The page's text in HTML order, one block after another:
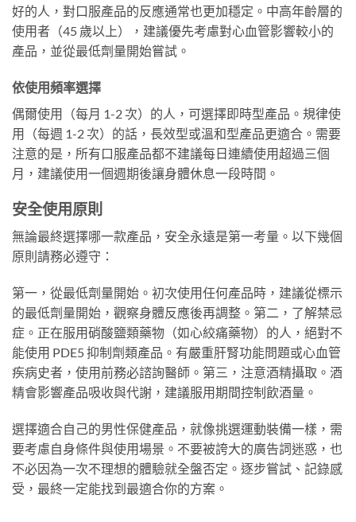
好的人，對口服產品的反應通常也更加穩定。中高年齡層的
使用者（45 歲以上），建議優先考慮對心血管影響較小的
產品，並從最低劑量開始嘗試。
依使用頻率選擇
偶爾使用（每月 1-2 次）的人，可選擇即時型產品。規律使
用（每週 1-2 次）的話，長效型或溫和型產品更適合。需要
注意的是，所有口服產品都不建議每日連續使用超過三個
月，建議使用一個週期後讓身體休息一段時間。
安全使用原則
無論最終選擇哪一款產品，安全永遠是第一考量。以下幾個
原則請務必遵守：
第一，從最低劑量開始。初次使用任何產品時，建議從標示
的最低劑量開始，觀察身體反應後再調整。第二，了解禁忌
症。正在服用硝酸鹽類藥物（如心絞痛藥物）的人，絕對不
能使用 PDE5 抑制劑類產品。有嚴重肝腎功能問題或心血管
疾病史者，使用前務必諮詢醫師。第三，注意酒精攝取。酒
精會影響產品吸收與代謝，建議服用期間控制飲酒量。
選擇適合自己的男性保健產品，就像挑選運動裝備一樣，需
要考慮自身條件與使用場景。不要被誇大的廣告詞迷惑，也
不必因為一次不理想的體驗就全盤否定。逐步嘗試、記錄感
受，最終一定能找到最適合你的方案。